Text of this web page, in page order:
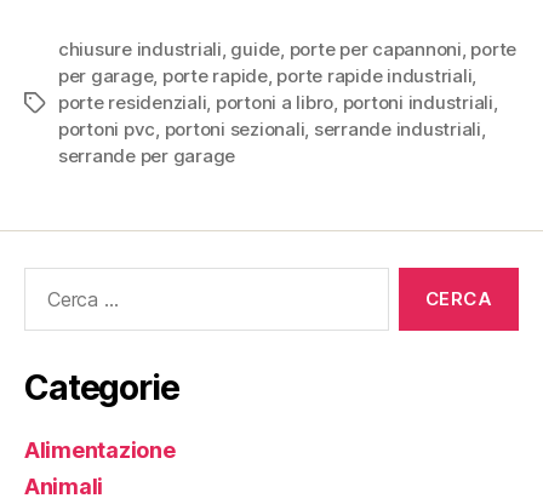
Tag
chiusure industriali, guide, porte per capannoni, porte
per garage, porte rapide, porte rapide industriali,
porte residenziali, portoni a libro, portoni industriali,
portoni pvc, portoni sezionali, serrande industriali,
serrande per garage
Categorie
Alimentazione
Animali